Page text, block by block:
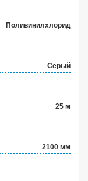
Поливинилхлорид
Серый
25 м
2100 мм